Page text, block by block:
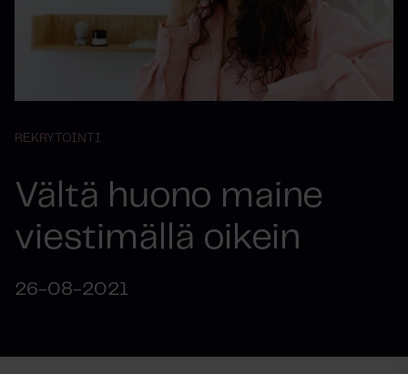
REKRYTOINTI
Vältä huono maine
viestimällä oikein
26-08-2021